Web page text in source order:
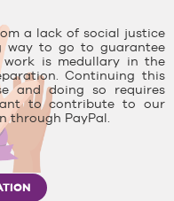
a lack of social justice
way to go to guarantee
is medullary in the
Continuing this
and doing so requires
to contribute to our
through PayPal.